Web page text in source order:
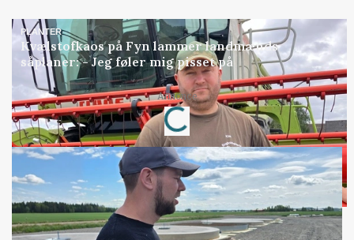
PLANTER
Kvælstofkaos på Fyn lammer landmænds
såplaner: - Jeg føler mig pisset på
Annonce
Loading...